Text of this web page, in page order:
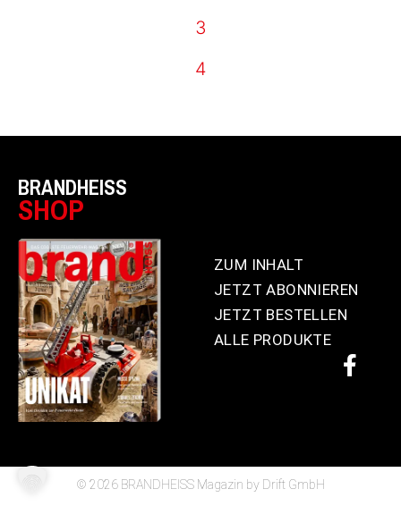
3
4
BRANDHEISS
SHOP
ZUM INHALT
JETZT ABONNIEREN
JETZT BESTELLEN
ALLE PRODUKTE
© 2026 BRANDHEISS Magazin by Drift GmbH